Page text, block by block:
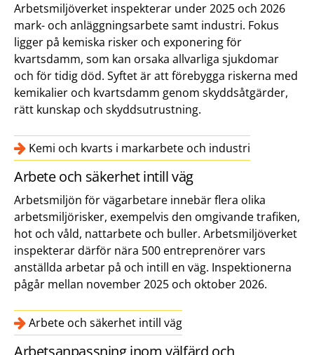
Arbetsmiljöverket inspekterar under 2025 och 2026
mark- och anläggningsarbete samt industri. Fokus
ligger på kemiska risker och exponering för
kvartsdamm, som kan orsaka allvarliga sjukdomar
och för tidig död. Syftet är att förebygga riskerna med
kemikalier och kvartsdamm genom skyddsåtgärder,
rätt kunskap och skyddsutrustning.
Kemi och kvarts i markarbete och industri
Arbete och säkerhet intill väg
Arbetsmiljön för vägarbetare innebär flera olika
arbetsmiljörisker, exempelvis den omgivande trafiken,
hot och våld, nattarbete och buller. Arbetsmiljöverket
inspekterar därför nära 500 entreprenörer vars
anställda arbetar på och intill en väg. Inspektionerna
pågår mellan november 2025 och oktober 2026.
Arbete och säkerhet intill väg